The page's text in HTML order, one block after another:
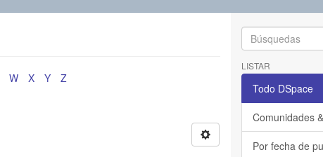
W X Y
Z
LISTAR
Todo DSpace
Comunidades
Por fecha de